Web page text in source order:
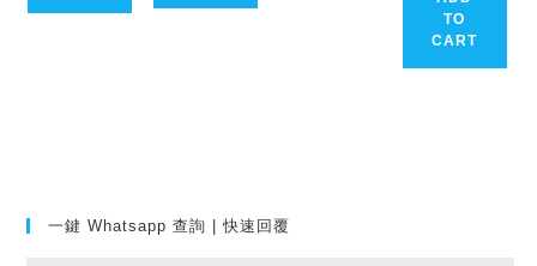
TO
CART
一鍵 Whatsapp 查詢 | 快速回覆